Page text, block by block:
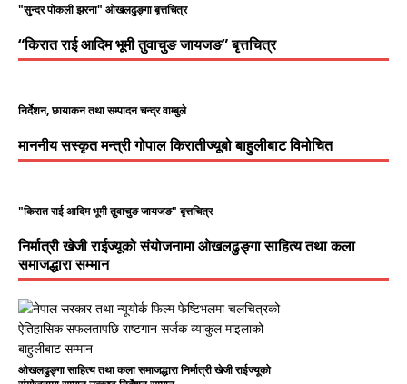
"सुन्दर पोकली झरना" ओखलढुङ्गा बृत्तचित्र
“किरात राई आदिम भूमी तुवाचुङ जायजङ” बृत्तचित्र
निर्देशन, छायाकन तथा सम्पादन चन्द्र वाम्बुले
माननीय सस्कृत मन्त्री गोपाल किरातीज्यूबो बाहुलीबाट विमोचित
"किरात राई आदिम भूमी तुवाचुङ जायजङ" बृत्तचित्र
निर्मात्री खेजी राईज्यूको संयोजनामा ओखलढुङ्गा साहित्य तथा कला
समाजद्धारा सम्मान
ओखलढुङ्गा साहित्य तथा कला समाजद्धारा निर्मात्री खेजी राईज्यूको